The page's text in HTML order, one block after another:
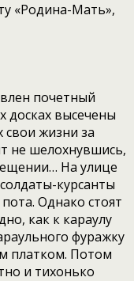
«Родина-Мать»,
почетный
досках высечены
жизни за
не шелохнувшись,
На улице
курсанты
Однако стоят
как к караулу
фуражку
платком. Потом
и тихонько